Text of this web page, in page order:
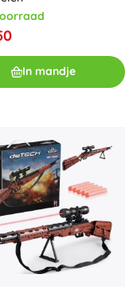
In mandje